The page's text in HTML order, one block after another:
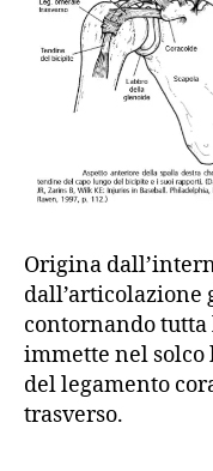
Origina
dall’articolazione
contornando tutta
immette nel solco
del legamento
trasverso.